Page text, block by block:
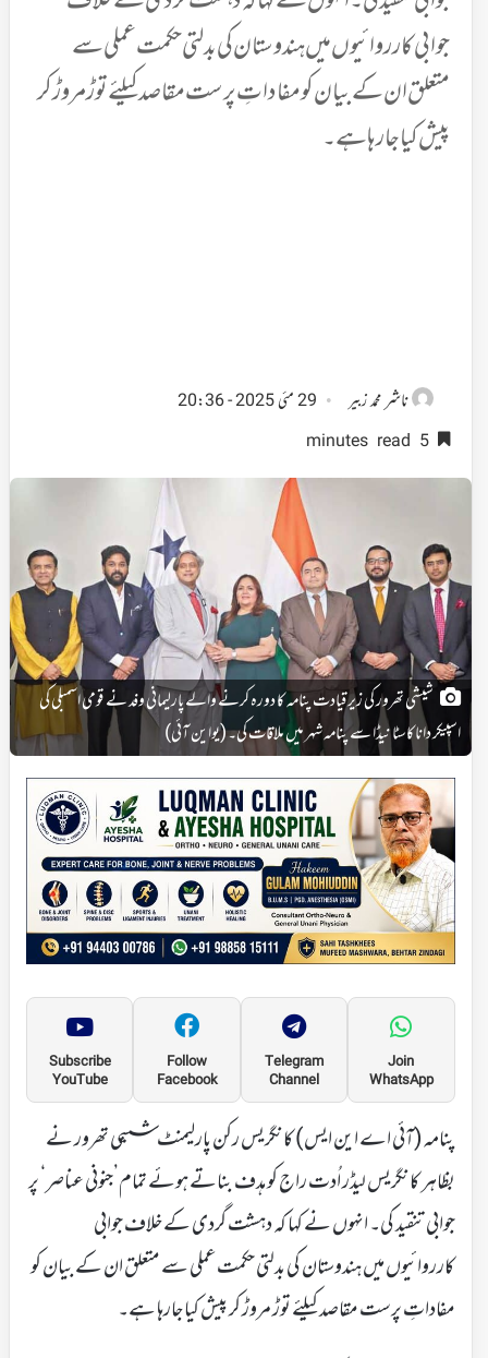
جوابی کارروائیوں میں ہندوستان کی بدلتی حکمت عملی سے
متعلق ان کے بیان کو مفاداتِ پرست مقاصد کیلئے توڑ مروڑ کر
پیش کیا جارہا ہے۔
ناشرمحمد زبیر
29 مئی 2025 - 20:36
5 minutes read
شیشی تھرور کی زیرقیادت پنامہ کا دورہ کرنے والے پارلیمانی وفد نے قومی اسمبلی کی
اسپیکر داناکاسٹا نیڈا سے پنامہ شہر میں ملاقات کی۔ (یواین آئی)
Join
WhatsApp
Telegram
Channel
Follow
Facebook
Subscribe
YouTube
پنامہ (آئی اے این ایس) کانگریس رکن پارلیمنٹ ششی تھرور نے
بظاہر کانگریس لیڈر اُدت راج کو ہدف بناتے ہوئے تمام’جنونی عناصر‘ پر
جوابی تنقید کی۔ انہوں نے کہا کہ دہشت گردی کے خلاف جوابی
کارروائیوں میں ہندوستان کی بدلتی حکمت عملی سے متعلق ان کے بیان کو
مفاداتِ پرست مقاصد کیلئے توڑ مروڑ کر پیش کیا جارہا ہے۔